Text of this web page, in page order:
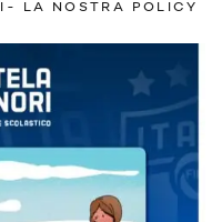
LA NOSTRA POLICY